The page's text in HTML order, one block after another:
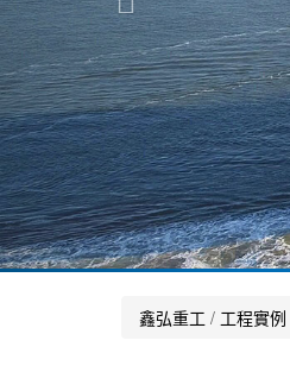
鑫弘重工 / 工程實例